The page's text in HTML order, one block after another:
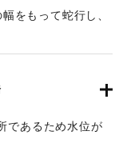
土木学会西部支部,
をもって蛇行し、
、キジア等比較的
木造部高水敷も今
が流れかかり、河
下流に30度余傾
であるため水位が